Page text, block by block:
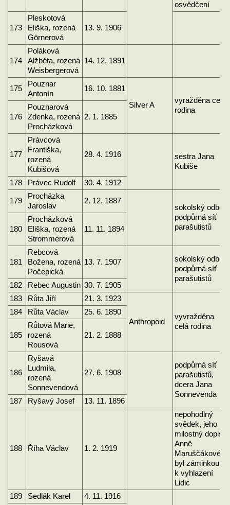
osvědčení
173
Pleskotová
Eliška, rozená
Görnerová
13. 9. 1906
174
Poláková
Alžběta, rozená
Weisbergerová
14. 12. 1891
175
Pouznar
Antonín
16. 10. 1881
Silver A
vyražděna celá
rodina
176
Pouznarová
Zdenka, rozená
Procházková
2. 1. 1885
177
Právcová
Františka,
rozená
Kubišová
28. 4. 1916
sestra Jana
Kubiše
178
Právec Rudolf 30. 4. 1912
179
Procházka
Jaroslav
2. 12. 1887
sokolský odboj
podpůrná síť
parašutistů
180
Procházková
Eliška, rozená
Strommerová
11. 11. 1894
181
Rebcová
Božena, rozená
Počepická
13. 7. 1907
sokolský odboj
podpůrná síť
parašutistů
182
Rebec Augustin 30. 7. 1905
183
Růta Jiří 21. 3. 1923
Anthropoid
vyvražděna
celá rodina
184 Růta Václav 25. 6. 1890
185
Růtová Marie,
rozená
Rousová
21. 2. 1888
186
Ryšavá
Ludmila,
rozená
Sonnevendová
27. 6. 1908
podpůrná síť
parašutistů,
dcera Jana
Sonnevenda
187
Ryšavý Josef 13. 11. 1896
188 Říha Václav 1. 2. 1919
nepohodlný
svědek, jeho
milostný dopis
Anně
Maruščákové
byl záminkou
k vyhlazení
Lidic
189
Sedlák Karel
4. 11. 1916